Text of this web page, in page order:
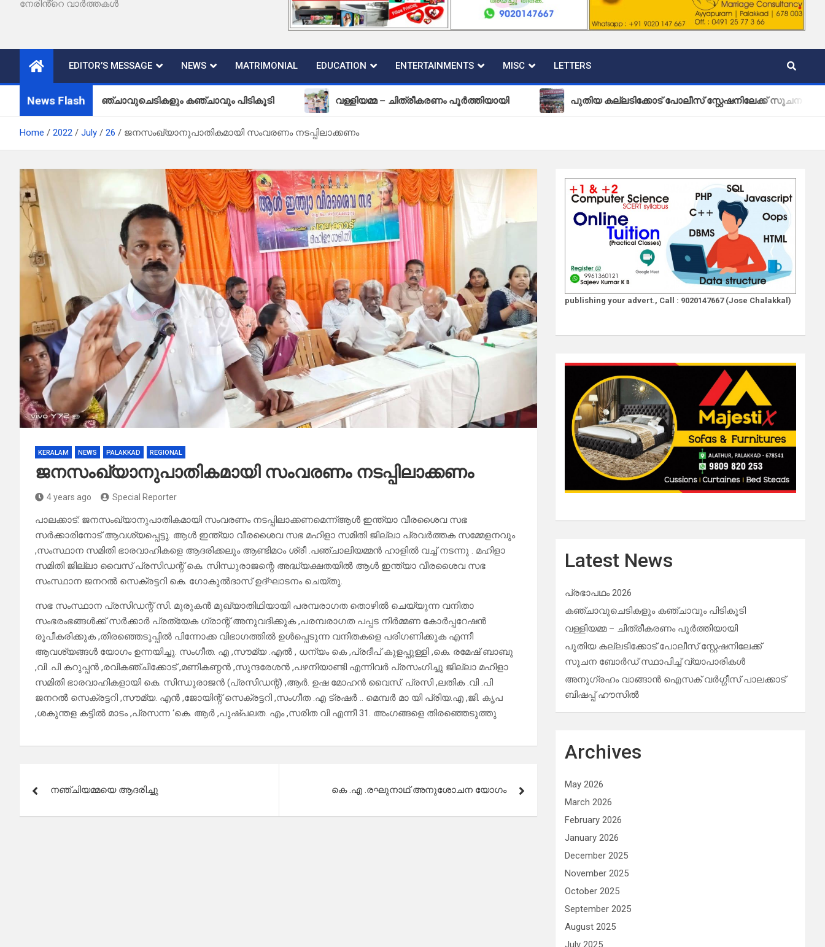
നേരിൻ്റെ വാർത്തകൾ
EDITOR’S MESSAGE NEWS MATRIMONIAL EDUCATION ENTERTAINMENTS MISC LETTERS
News Flash
കഞ്ചാവുചെടികളും കഞ്ചാവും പിടികൂടി വള്ളിയമ്മ – ചിത്രീകരണം പൂർത്തിയായി പുതിയ കല്ലടിക്കോട് പോലീസ് സ്റ്റേഷനിലേക്ക് സൂചന ബോർഡ്
Home 2022 July 26 ജനസംഖ്യാനുപാതികമായി സംവരണം നടപ്പിലാക്കണം
KERALAM NEWS PALAKKAD REGIONAL
ജനസംഖ്യാനുപാതികമായി സംവരണം നടപ്പിലാക്കണം
4 years ago Special Reporter
പാലക്കാട്: ജനസംഖ്യാനുപാതികമായി സംവരണം നടപ്പിലാക്കണമെന്ന്ആൾ ഇന്ത്യാ വീരശൈവ സഭ
സർക്കാരിനോട് ആവശ്യപ്പെട്ടു. ആൾ ഇന്ത്യാ വീരശൈവ സഭ മഹിളാ സമിതി ജില്ലാ പ്രവർത്തക സമ്മേളനവും
,സംസ്ഥാന സമിതി ഭാരവാഹികളെ ആദരിക്കലും ആണ്ടിമഠം ശ്രീ .പഞ്ചാലിയമ്മൻ ഹാളിൽ വച്ച് നടന്നു . മഹിളാ
സമിതി ജില്ലാ വൈസ് പ്രസിഡന്റ് കെ. സിന്ധുരാജന്റെ അദ്ധ്യക്ഷതയിൽ ആൾ ഇന്ത്യാ വീരശൈവ സഭ
സംസ്ഥാന ജനറൽ സെക്രട്ടറി കെ. ഗോകുൽദാസ് ഉദ്ഘാടനം ചെയ്തു.
സഭ സംസ്ഥാന പ്രസിഡന്റ് സി. മുരുകൻ മുഖ്യാതിഥിയായി പരമ്പരാഗത തൊഴിൽ ചെയ്യുന്ന വനിതാ
സംഭരംഭങ്ങൾക്ക് സർക്കാർ പ്രത്യേക ഗ്രാന്റ് അനുവദിക്കുക ,പരമ്പരാഗത പപ്പട നിർമ്മണ കോർപ്പറേഷൻ
രൂപീകരിക്കുക ,തിരഞ്ഞെടുപ്പിൽ പിന്നോക്ക വിഭാഗത്തിൽ ഉൾപ്പെടുന്ന വനിതകളെ പരിഗണിക്കുക എന്നീ
ആവശ്യങ്ങൾ യോഗം ഉന്നയിച്ചു. സംഗീത. എ ,സൗമ്യ .എൽ , ധന്യം കെ ,പ്രദീപ് കുളപ്പുള്ളി ,കെ. രമേഷ് ബാബു
,വി .പി കറുപ്പൻ ,രവികഞ്ചിക്കോട് ,മണികണ്ഠൻ ,സുന്ദരേശൻ ,പഴനിയാണ്ടി എന്നിവർ പ്രസംഗിച്ചു ജില്ലാ മഹിളാ
സമിതി ഭാരവാഹികളായി കെ. സിന്ധുരാജൻ (പ്രസിഡന്റ്) ,ആർ. ഉഷ മോഹൻ വൈസ്. പ്രസി ,ലതിക .വി .പി
ജനറൽ സെക്രട്ടറി ,സൗമ്യ. എൻ ,ജോയിന്റ് സെക്രട്ടറി ,സംഗീത .എ ട്രഷർ .. മെമ്പർ മാ യി പ്രിയ.എ ,ജി. കൃപ
,ശകുന്തള കട്ടിൽ മാടം ,പ്രസന്ന ‘കെ. ആർ ,പുഷ്പലത. എം ,സരിത വി എന്നീ 31. അംഗങ്ങളെ തിരഞ്ഞെടുത്തു
navigation
നഞ്ചിയമ്മയെ ആദരിച്ചു കെ .എ .രഘുനാഥ് അനുശോചന യോഗം
publishing your advert., Call : 9020147667 (Jose Chalakkal)
Latest News
പ്രഭാപഥം 2026
കഞ്ചാവുചെടികളും കഞ്ചാവും പിടികൂടി
വള്ളിയമ്മ – ചിത്രീകരണം പൂർത്തിയായി
പുതിയ കല്ലടിക്കോട് പോലീസ് സ്റ്റേഷനിലേക്ക്
സൂചന ബോർഡ് സ്ഥാപിച്ച് വ്യാപാരികൾ
അനുഗ്രഹം വാങ്ങാൻ ഐസക് വര്‍ഗ്ഗീസ് പാലക്കാട്
ബിഷപ്പ് ഹൗസില്‍
Archives
May 2026
March 2026
February 2026
January 2026
December 2025
November 2025
October 2025
September 2025
August 2025